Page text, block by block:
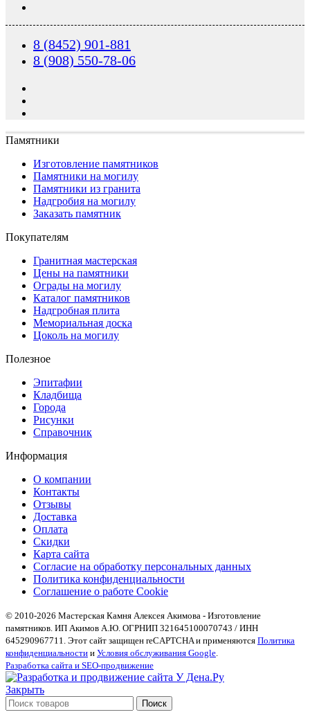
8 (8452) 901-881
8 (908) 550-78-06
Памятники
Изготовление памятников
Памятники на могилу
Памятники из гранита
Надгробия на могилу
Заказать памятник
Покупателям
Гранитная мастерская
Цены на памятники
Ограды на могилу
Каталог памятников
Надгробная плита
Мемориальная доска
Цоколь на могилу
Полезное
Эпитафии
Кладбища
Города
Рисунки
Справочник
Информация
О компании
Контакты
Отзывы
Доставка
Оплата
Скидки
Карта сайта
Согласие на обработку персональных данных
Политика конфиденциальности
Соглашение о работе Cookie
© 2010-2026 Мастерская Камня Алексея Акимова - Изготовление
памятников. ИП Акимов А.Ю. ОГРНИП 321645100070743 / ИНН
645290967711. Этот сайт защищен reCAPTCHA и применяются Политика
конфиденциальности и Условия обслуживания Google.
Разработка сайта и SEO-продвижение
Закрыть
Поиск